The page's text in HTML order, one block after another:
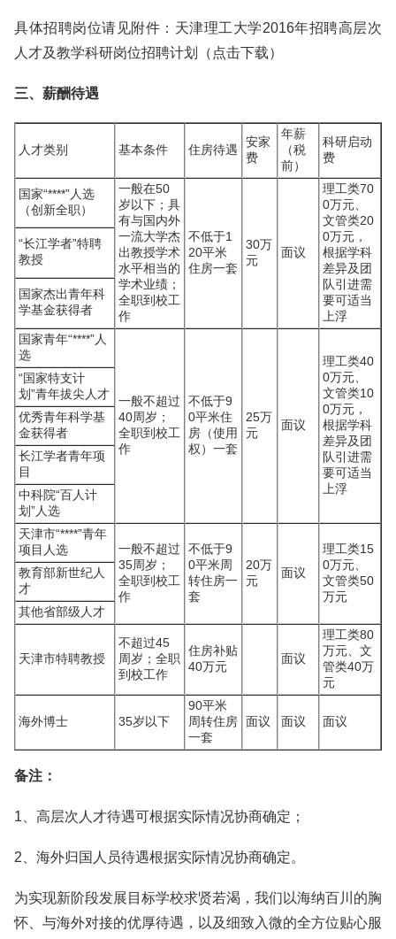
具体招聘岗位请见附件：天津理工大学2016年招聘高层次
人才及教学科研岗位招聘计划（点击下载）
三、薪酬待遇
人才类别 基本条件 住房待遇
安家
费
年薪
（税
前）
科研启动
费
国家“****”人选
（创新全职）
一般在50
岁以下；具
有与国内外
一流大学杰
出教授学术
水平相当的
学术业绩；
全职到校工
作
不低于1
20平米
住房一套
30万
元
面议
理工类70
0万元、
文管类20
0万元，
根据学科
差异及团
队引进需
要可适当
上浮
“长江学者”特聘
教授
国家杰出青年科
学基金获得者
国家青年“****”人
选
一般不超过
40周岁；
全职到校工
作
不低于9
0平米住
房（使用
权）一套
25万
元
面议
理工类40
0万元、
文管类10
0万元，
根据学科
差异及团
队引进需
要可适当
上浮
“国家特支计
划”青年拔尖人才
优秀青年科学基
金获得者
长江学者青年项
目
中科院“百人计
划”人选
天津市“****”青年
项目人选
一般不超过
35周岁；
全职到校工
作
不低于9
0平米周
转住房一
套
20万
元
面议
理工类15
0万元、
文管类50
万元
教育部新世纪人
才
其他省部级人才
天津市特聘教授
不超过45
周岁；全职
到校工作
住房补贴
40万元
面议
理工类80
万元、文
管类40万
元
海外博士 35岁以下
90平米
周转住房
一套
面议 面议 面议
备注：
1、高层次人才待遇可根据实际情况协商确定；
2、海外归国人员待遇根据实际情况协商确定。
为实现新阶段发展目标学校求贤若渴，我们以海纳百川的胸
怀、与海外对接的优厚待遇，以及细致入微的全方位贴心服